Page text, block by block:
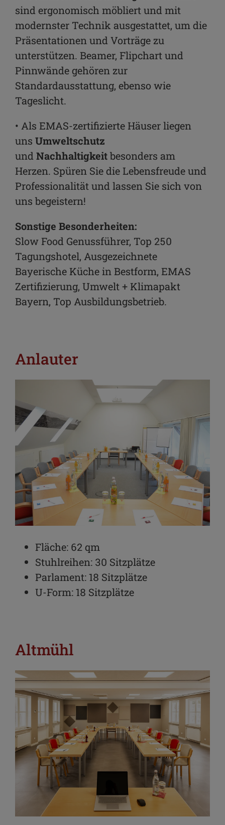
sind ergonomisch möbliert und mit
modernster Technik ausgestattet, um die
Präsentationen und Vorträge zu
unterstützen. Beamer, Flipchart und
Pinnwände gehören zur
Standardausstattung, ebenso wie
Tageslicht.
• Als EMAS-zertifizierte Häuser liegen
uns Umweltschutz
undNachhaltigkeitbesonders am
Herzen. Spüren Sie die Lebensfreude und
Professionalität und lassen Sie sich von
uns begeistern!
Sonstige Besonderheiten:
Slow Food Genussführer, Top 250
Tagungshotel, Ausgezeichnete
Bayerische Küche in Bestform, EMAS
Zertifizierung, Umwelt + Klimapakt
Bayern, Top Ausbildungsbetrieb.
Anlauter
Fläche: 62 qm
Stuhlreihen: 30 Sitzplätze
Parlament: 18 Sitzplätze
U-Form: 18 Sitzplätze
Altmühl